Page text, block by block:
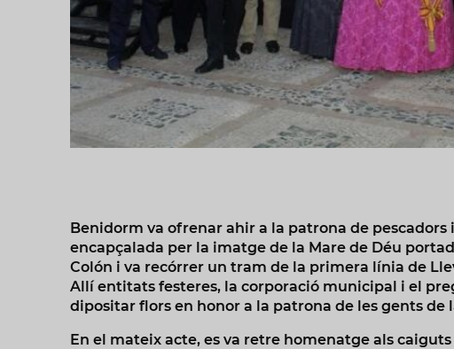
Benidorm va ofrenar ahir a la patrona de
encapçalada per la imatge de la Mare de Déu
Colón i va recórrer un tram de la primera línia de
Allí entitats festeres, la corporació municipal i el
dipositar flors en honor a la patrona de les gents de
En el mateix acte, es va retre homenatge als